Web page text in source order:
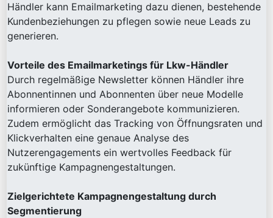
Händler kann Emailmarketing dazu dienen, bestehende
Kundenbeziehungen zu pflegen sowie neue Leads zu
generieren.
Vorteile des Emailmarketings für Lkw-Händler
Durch regelmäßige Newsletter können Händler ihre
Abonnentinnen und Abonnenten über neue Modelle
informieren oder Sonderangebote kommunizieren.
Zudem ermöglicht das Tracking von Öffnungsraten und
Klickverhalten eine genaue Analyse des
Nutzerengagements ein wertvolles Feedback für
zukünftige Kampagnengestaltungen.
Zielgerichtete Kampagnengestaltung durch
Segmentierung